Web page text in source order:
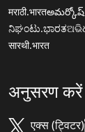
मराठी.भारत
ನಿಘಂಟು.ಭಾರತ
सारथी.भारत
अनुसरण करें
एक्स (ट्विटर)